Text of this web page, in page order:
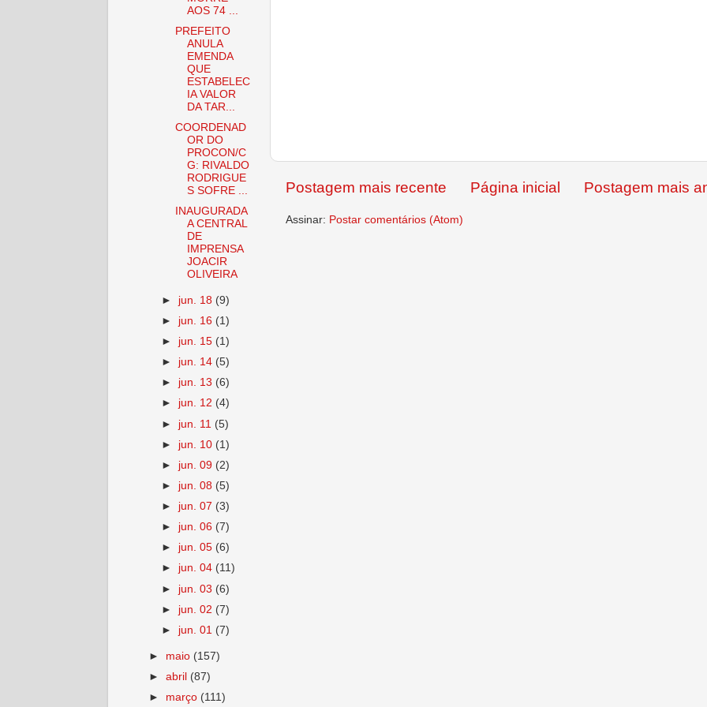
Postagem mais recente Postagem mais
Página inicial
Assinar: Postar comentários (Atom)
AOS 74 ...
PREFEITO
ANULA
EMENDA
QUE
ESTABELEC
IA VALOR
DA TAR...
COORDENAD
OR DO
PROCON/C
G: RIVALDO
RODRIGUE
S SOFRE ...
INAUGURADA
A CENTRAL
DE
IMPRENSA
JOACIR
OLIVEIRA
► jun. 18 (9)
► jun. 16 (1)
► jun. 15 (1)
► jun. 14 (5)
► jun. 13 (6)
► jun. 12 (4)
► jun. 11 (5)
► jun. 10 (1)
► jun. 09 (2)
► jun. 08 (5)
► jun. 07 (3)
► jun. 06 (7)
► jun. 05 (6)
► jun. 04 (11)
► jun. 03 (6)
► jun. 02 (7)
► jun. 01 (7)
► maio (157)
►abril (87)
► março (111)